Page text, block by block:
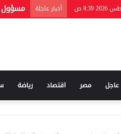
أخبار عاجلة
عاجل مصر اقتصاد رياضة